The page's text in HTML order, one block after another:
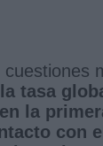
la tasa
la
con